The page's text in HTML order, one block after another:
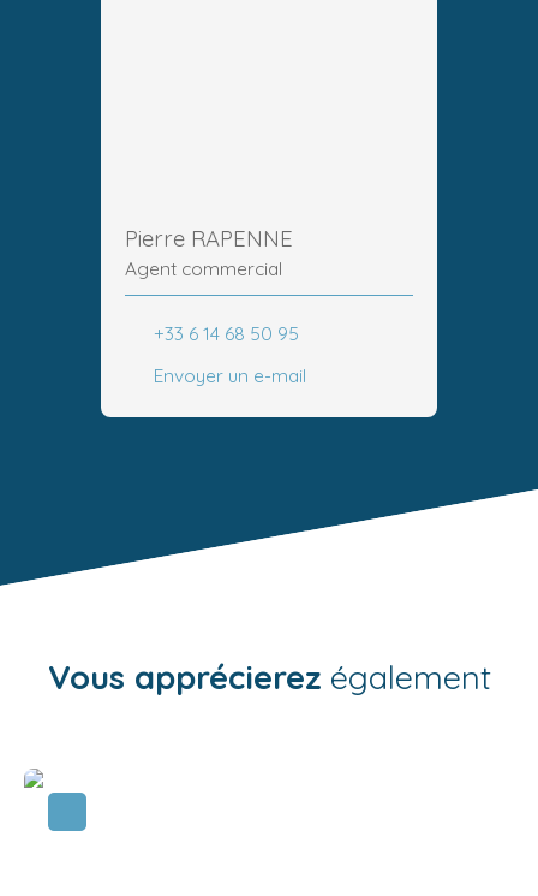
Pierre RAPENNE
Agent commercial
+33 6 14 68 50 95
Envoyer un e-mail
Vous apprécierez également